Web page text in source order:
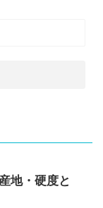
地・硬度と